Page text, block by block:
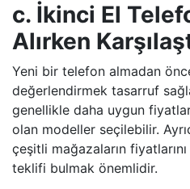
c. İkinci El
Alırken
Yeni bir telefon almadan
değerlendirmek tasarruf
genellikle daha uygun
olan modeller seçilebilir.
çeşitli mağazaların
teklifi bulmak önemlidir.